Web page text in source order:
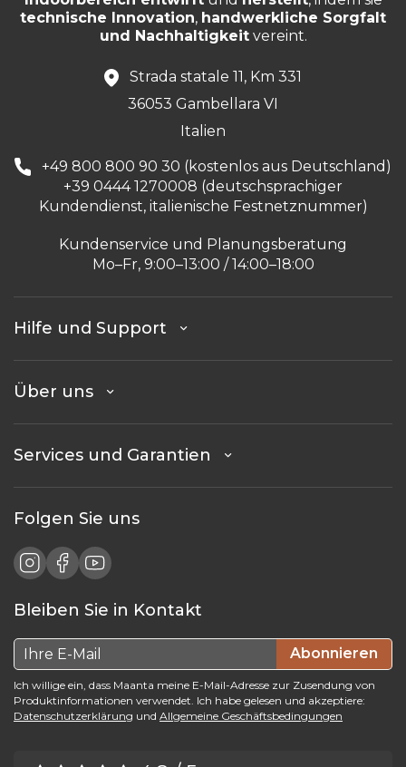
technische Innovation, handwerkliche Sorgfalt
und Nachhaltigkeitvereint.
Strada statale 11, Km 331
36053 Gambellara VI
Italien
+49 800 800 90 30 (kostenlos aus Deutschland)
+39 0444 1270008 (deutschsprachiger
Kundendienst, italienische Festnetznummer)
Kundenservice und Planungsberatung
Mo–Fr, 9:00–13:00 / 14:00–18:00
Hilfe und Support
Über uns
Services und Garantien
Folgen Sie uns
Bleiben Sie in Kontakt
Abonnieren
Ich willige ein, dass Maanta meine E-Mail-Adresse zur Zusendung von
Produktinformationen verwendet. Ich habe gelesen und akzeptiere:
Datenschutzerklärung und Allgemeine Geschäftsbedingungen